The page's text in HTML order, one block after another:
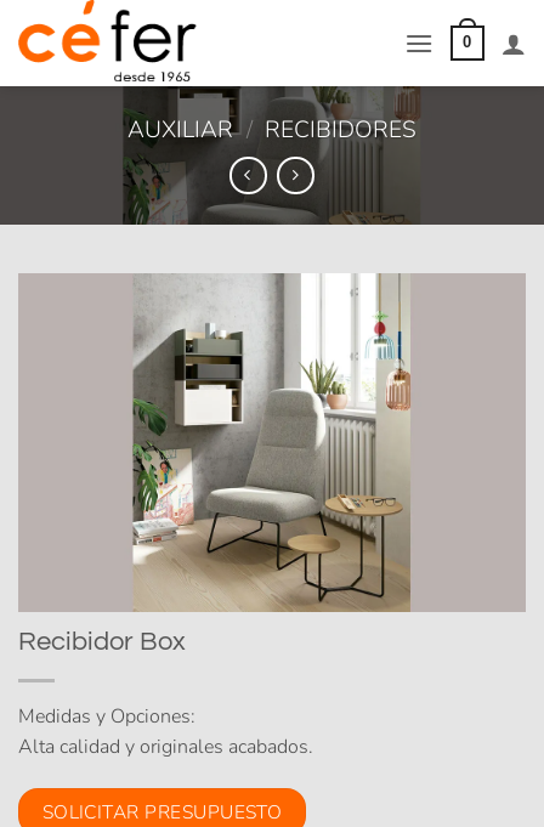
0
AUXILIAR / RECIBIDORES
Recibidor Box
Medidas y Opciones:
Alta calidad y originales acabados.
SOLICITAR PRESUPUESTO